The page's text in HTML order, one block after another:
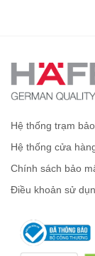
Hệ thống trạm
Hệ thống cửa
Chính sách bảo
Điều khoản sử